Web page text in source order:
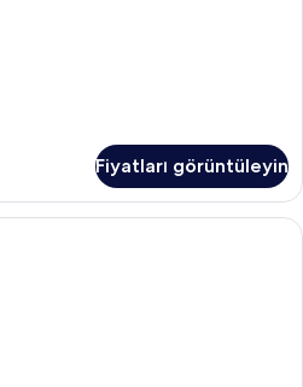
Fiyatları görüntüleyin
Yastık yüzeyli yatak, odada kasa,